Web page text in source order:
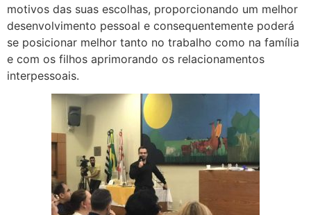
motivos das suas escolhas, proporcionando um melhor
desenvolvimento pessoal e consequentemente poderá
se posicionar melhor tanto no trabalho como na família
e com os filhos aprimorando os relacionamentos
interpessoais.